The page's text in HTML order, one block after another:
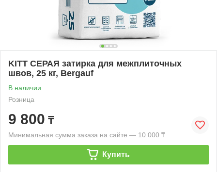
KITT СЕРАЯ затирка для межплиточных
швов, 25 кг, Bergauf
В наличии
Розница
9 800 ₸
Минимальная сумма заказа на сайте — 10 000 ₸
Купить